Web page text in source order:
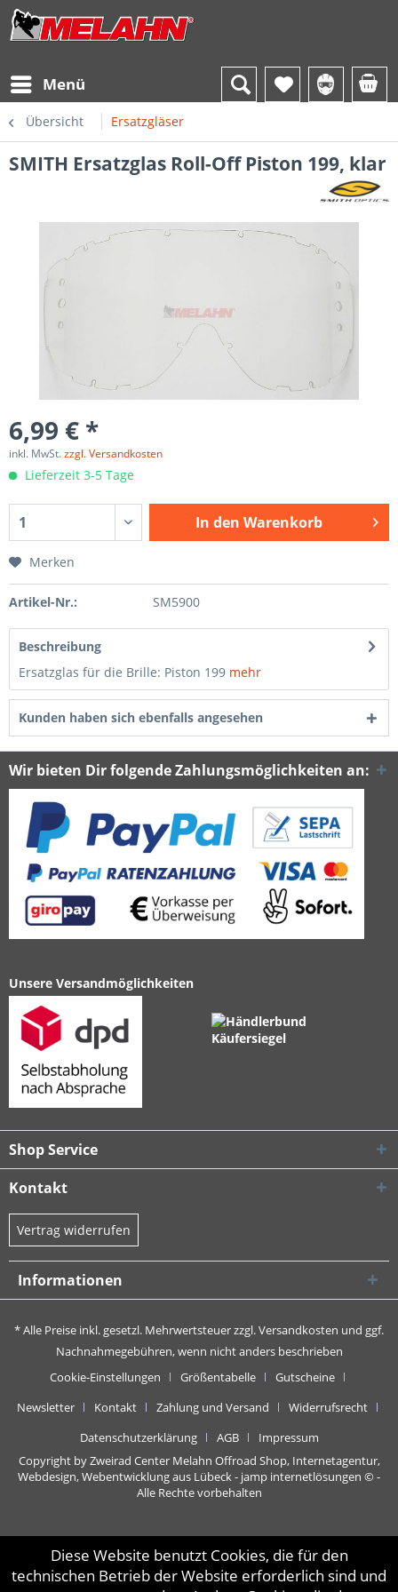
Menü
Übersicht Ersatzgläser
SMITH Ersatzglas Roll-Off Piston 199, klar
6,99 € *
inkl. MwSt.zzgl. Versandkosten
Lieferzeit 3-5 Tage
In den Warenkorb
Merken
Artikel-Nr.: SM5900
Beschreibung
Ersatzglas für die Brille: Piston 199 mehr
Kunden haben sich ebenfalls angesehen
Wir bieten Dir folgende Zahlungsmöglichkeiten an:
Unsere Versandmöglichkeiten
Shop Service
Kontakt
Vertrag widerrufen
Informationen
* Alle Preise inkl. gesetzl. Mehrwertsteuer zzgl.Versandkosten und ggf.
Nachnahmegebühren, wenn nicht anders beschrieben
Cookie-Einstellungen
Größentabelle
Gutscheine
Newsletter
Kontakt Zahlung und Versand
Widerrufsrecht
Datenschutzerklärung
AGB
Impressum
Copyright by Zweirad Center Melahn Offroad Shop, Internetagentur,
Webdesign, Webentwicklung aus Lübeck - jamp internetlösungen © -
Alle Rechte vorbehalten
Diese Website benutzt Cookies, die für den
technischen Betrieb der Website erforderlich sind und